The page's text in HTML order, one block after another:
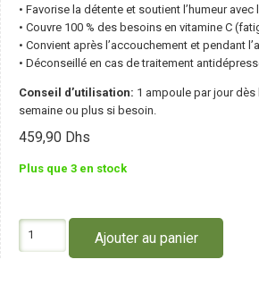
• Favorise la détente et soutient l’humeur avec
• Couvre 100 % des besoins en vitamine C
• Convient après l’accouchement et pendant
• Déconseillé en cas de traitement
Conseil d’utilisation: 1 ampoule par jour dès
semaine ou plus si besoin.
459,90 Dhs
Plus que 3 en stock
Ajouter au panier